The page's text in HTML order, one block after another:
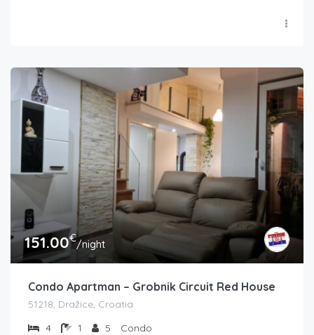
151.00€/night
Condo Apartman – Grobnik Circuit Red House
51218, Dražice, Croatia
4
1 5 Condo